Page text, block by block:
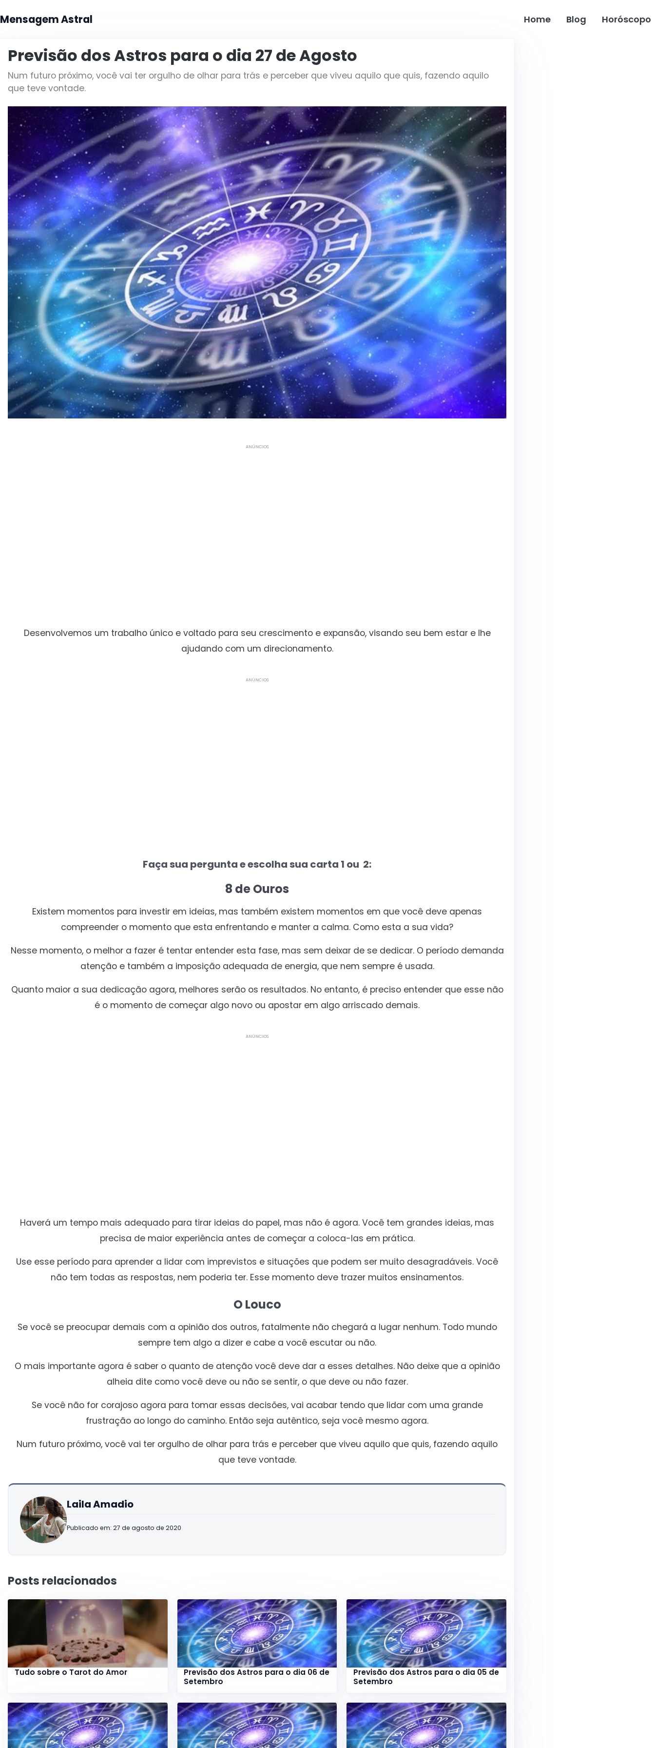
Mensagem Astral Home Blog Horóscopo
Previsão dos Astros para o dia 27 de Agosto
Num futuro próximo, você vai ter orgulho de olhar para trás e perceber que viveu aquilo que quis, fazendo aquilo
que teve vontade.
ANÚNCIOS
Desenvolvemos um trabalho único e voltado para seu crescimento e expansão, visando seu bem estar e lhe
ajudando com um direcionamento.
ANÚNCIOS
Faça sua pergunta e escolha sua carta 1 ou 2:
8 de Ouros
Existem momentos para investir em ideias, mas também existem momentos em que você deve apenas
compreender o momento que esta enfrentando e manter a calma. Como esta a sua vida?
Nesse momento, o melhor a fazer é tentar entender esta fase, mas sem deixar de se dedicar. O período demanda
atenção e também a imposição adequada de energia, que nem sempre é usada.
Quanto maior a sua dedicação agora, melhores serão os resultados. No entanto, é preciso entender que esse não
é o momento de começar algo novo ou apostar em algo arriscado demais.
ANÚNCIOS
Haverá um tempo mais adequado para tirar ideias do papel, mas não é agora. Você tem grandes ideias, mas
precisa de maior experiência antes de começar a coloca-las em prática.
Use esse período para aprender a lidar com imprevistos e situações que podem ser muito desagradáveis. Você
não tem todas as respostas, nem poderia ter. Esse momento deve trazer muitos ensinamentos.
O Louco
Se você se preocupar demais com a opinião dos outros, fatalmente não chegará a lugar nenhum. Todo mundo
sempre tem algo a dizer e cabe a você escutar ou não.
O mais importante agora é saber o quanto de atenção você deve dar a esses detalhes. Não deixe que a opinião
alheia dite como você deve ou não se sentir, o que deve ou não fazer.
Se você não for corajoso agora para tomar essas decisões, vai acabar tendo que lidar com uma grande
frustração ao longo do caminho. Então seja autêntico, seja você mesmo agora.
Num futuro próximo, você vai ter orgulho de olhar para trás e perceber que viveu aquilo que quis, fazendo aquilo
que teve vontade.
Laila Amadio
Publicado em: 27 de agosto de 2020
Posts relacionados
Tudo sobre o Tarot do Amor
Previsão dos Astros para o dia 06 de
Setembro
Previsão dos Astros para o dia 05 de
Setembro